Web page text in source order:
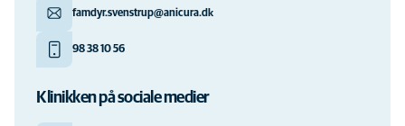
famdyr.svenstrup@anicura.dk
98 38 10 56
Klinikken på sociale medier